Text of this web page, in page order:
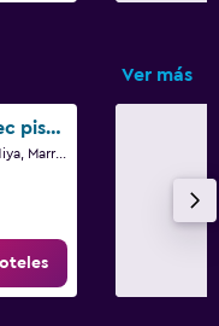
Ver más
Riad Ushuaia avec piscine - Centre Marrakech
23 Lot Othmane Lala Hiya, Marrakech